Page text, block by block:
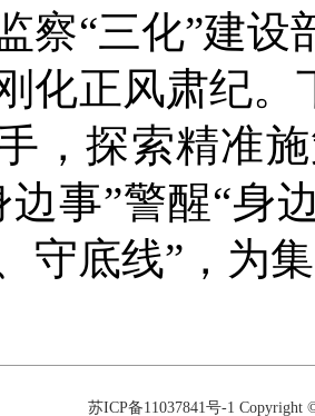
察“三化”建
化正风肃纪。
，探索精准
边事”警醒“身
守底线”，为
苏ICP备11037841号-1 Copyright